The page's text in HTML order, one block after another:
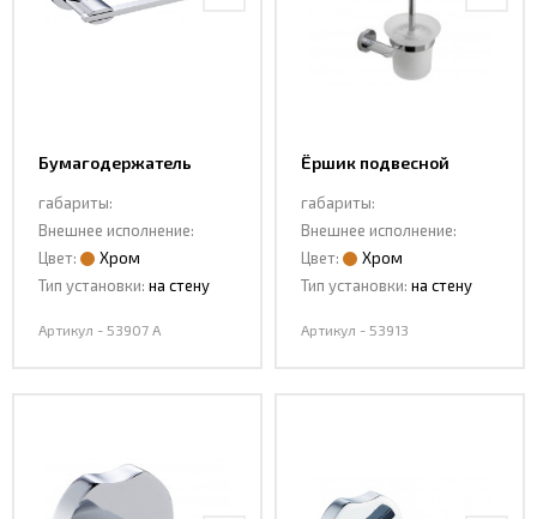
Бумагодержатель
габариты:
Внешнее исполнение:
Цвет:
Хром
Тип установки: на стену
Артикул - 53907 A
Ёршик подвесной
габариты:
Внешнее исполнение:
Цвет:
Хром
Тип установки: на стену
Артикул - 53913